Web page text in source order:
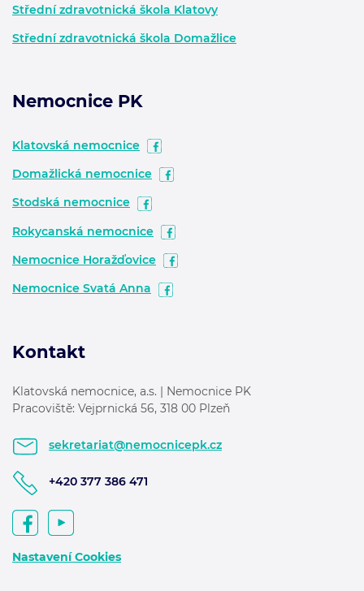
Střední zdravotnická škola Klatovy
Střední zdravotnická škola Domažlice
Nemocnice PK
Klatovská nemocnice
Domažlická nemocnice
Stodská nemocnice
Rokycanská nemocnice
Nemocnice Horažďovice
Nemocnice Svatá Anna
Kontakt
Klatovská nemocnice, a.s. | Nemocnice PK
Pracoviště: Vejprnická 56, 318 00 Plzeň
sekretariat@nemocnicepk.cz
+420 377 386 471
Nastavení Cookies